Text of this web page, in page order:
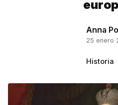
Anna
25 enero
Historia